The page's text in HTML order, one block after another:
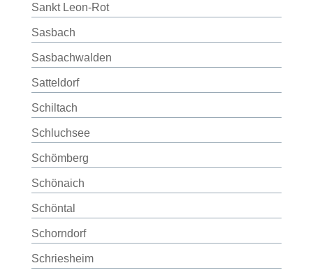
Sankt Leon-Rot
Sasbach
Sasbachwalden
Satteldorf
Schiltach
Schluchsee
Schömberg
Schönaich
Schöntal
Schorndorf
Schriesheim